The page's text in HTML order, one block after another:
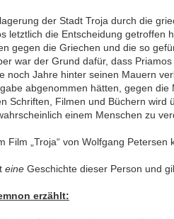
der Stadt Troja durch die
letztlich die Entscheidung getroffen
gegen die Griechen und die so
war der Grund dafür, dass
noch Jahre hinter seinen Mauern
abgenommen hätten, gegen die
Schriften, Filmen und Büchern wird
einem Menschen zu
Film „Troja“ von Wolfgang
eine Geschichte dieser Person und
erzählt: